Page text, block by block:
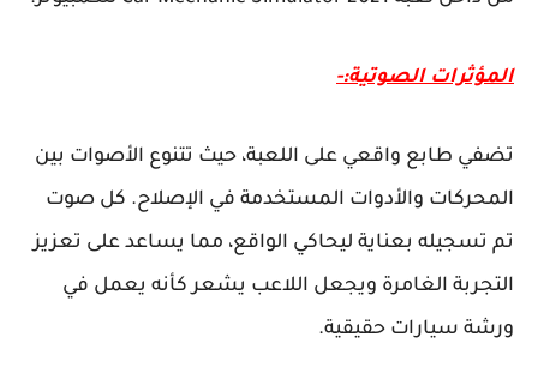
المؤثرات الصوتية:-
تضفي طابع واقعي على اللعبة، حيث تتنوع الأصوات بين
المحركات والأدوات المستخدمة في الإصلاح. كل صوت
تم تسجيله بعناية ليحاكي الواقع، مما يساعد على تعزيز
التجربة الغامرة ويجعل اللاعب يشعر كأنه يعمل في
ورشة سيارات حقيقية.